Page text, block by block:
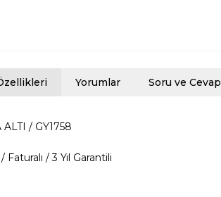
Yorumlar Soru ve Cevap
/ GY1758
/ 3 Yıl Garantili